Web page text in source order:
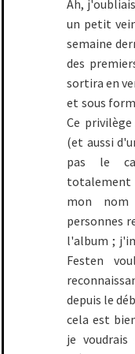
Ah,
un petit
semaine
des
sortira en
et sous
Ce
(et aussi
pas le
mon
personnes
l'album ;
Festen
depuis le
cela est
je